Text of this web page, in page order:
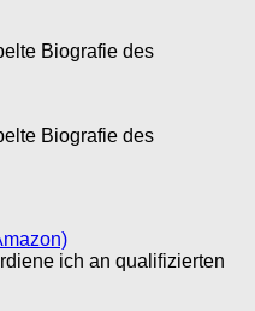
Biografie des
Biografie des
ich an qualifizierten